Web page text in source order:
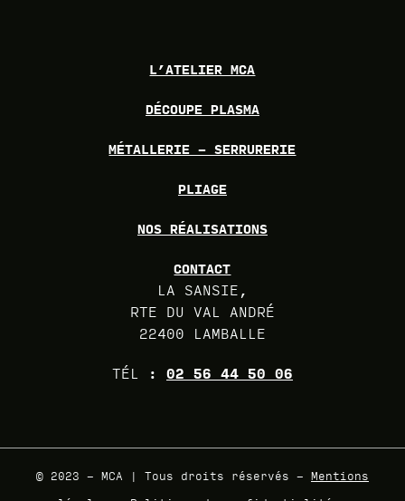
L’ATELIER MCA
DÉCOUPE PLASMA
MÉTALLERIE – SERRURERIE
PLIAGE
NOS RÉALISATIONS
CONTACT
LA SANSIE,
RTE DU VAL ANDRÉ
22400 LAMBALLE
TÉL : 02 56 44 50 06
© 2023 - MCA | Tous droits réservés - Mentions